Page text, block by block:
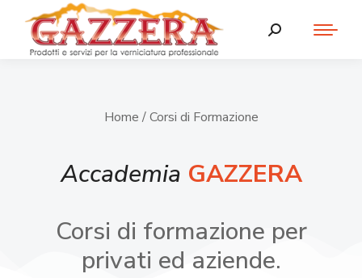
Home / Corsi di Formazione
Accademia GAZZERA
Corsi di formazione per
privati ed aziende.